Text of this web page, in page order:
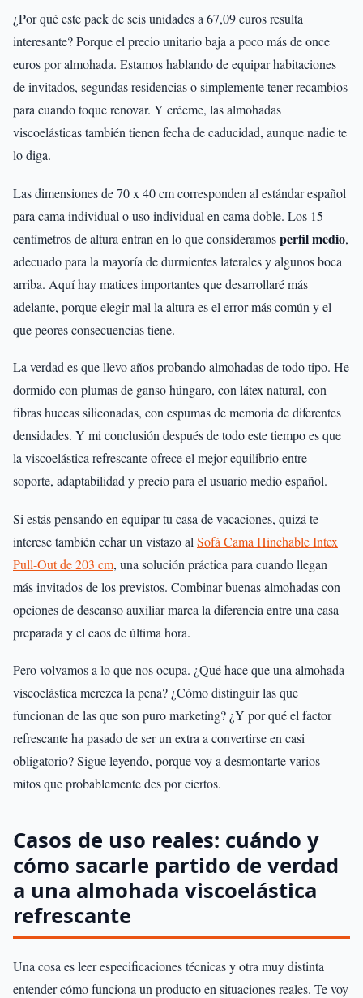
¿Por qué este pack de seis unidades a 67,09 euros resulta
interesante? Porque el precio unitario baja a poco más de once
euros por almohada. Estamos hablando de equipar habitaciones
de invitados, segundas residencias o simplemente tener recambios
para cuando toque renovar. Y créeme, las almohadas
viscoelásticas también tienen fecha de caducidad, aunque nadie te
lo diga.
Las dimensiones de 70 x 40 cm corresponden al estándar español
para cama individual o uso individual en cama doble. Los 15
centímetros de altura entran en lo que consideramosperfil medio,
adecuado para la mayoría de durmientes laterales y algunos boca
arriba. Aquí hay matices importantes que desarrollaré más
adelante, porque elegir mal la altura es el error más común y el
que peores consecuencias tiene.
La verdad es que llevo años probando almohadas de todo tipo. He
dormido con plumas de ganso húngaro, con látex natural, con
fibras huecas siliconadas, con espumas de memoria de diferentes
densidades. Y mi conclusión después de todo este tiempo es que
la viscoelástica refrescante ofrece el mejor equilibrio entre
soporte, adaptabilidad y precio para el usuario medio español.
Si estás pensando en equipar tu casa de vacaciones, quizá te
interese también echar un vistazo al Sofá Cama Hinchable Intex
Pull-Out de 203 cm, una solución práctica para cuando llegan
más invitados de los previstos. Combinar buenas almohadas con
opciones de descanso auxiliar marca la diferencia entre una casa
preparada y el caos de última hora.
Pero volvamos a lo que nos ocupa. ¿Qué hace que una almohada
viscoelástica merezca la pena? ¿Cómo distinguir las que
funcionan de las que son puro marketing? ¿Y por qué el factor
refrescante ha pasado de ser un extra a convertirse en casi
obligatorio? Sigue leyendo, porque voy a desmontarte varios
mitos que probablemente des por ciertos.
Casos de uso reales: cuándo y
cómo sacarle partido de verdad
a una almohada viscoelástica
refrescante
Una cosa es leer especificaciones técnicas y otra muy distinta
entender cómo funciona un producto en situaciones reales. Te voy